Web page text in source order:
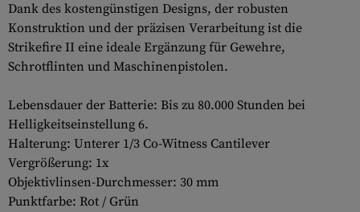
Dank des kostengünstigen Designs, der robusten
Konstruktion und der präzisen Verarbeitung ist die
Strikefire II eine ideale Ergänzung für Gewehre,
Schrotflinten und Maschinenpistolen.
Lebensdauer der Batterie: Bis zu 80.000 Stunden bei
Helligkeitseinstellung 6.
Halterung: Unterer 1/3 Co-Witness Cantilever
Vergrößerung: 1x
Objektivlinsen-Durchmesser: 30 mm
Punktfarbe: Rot / Grün